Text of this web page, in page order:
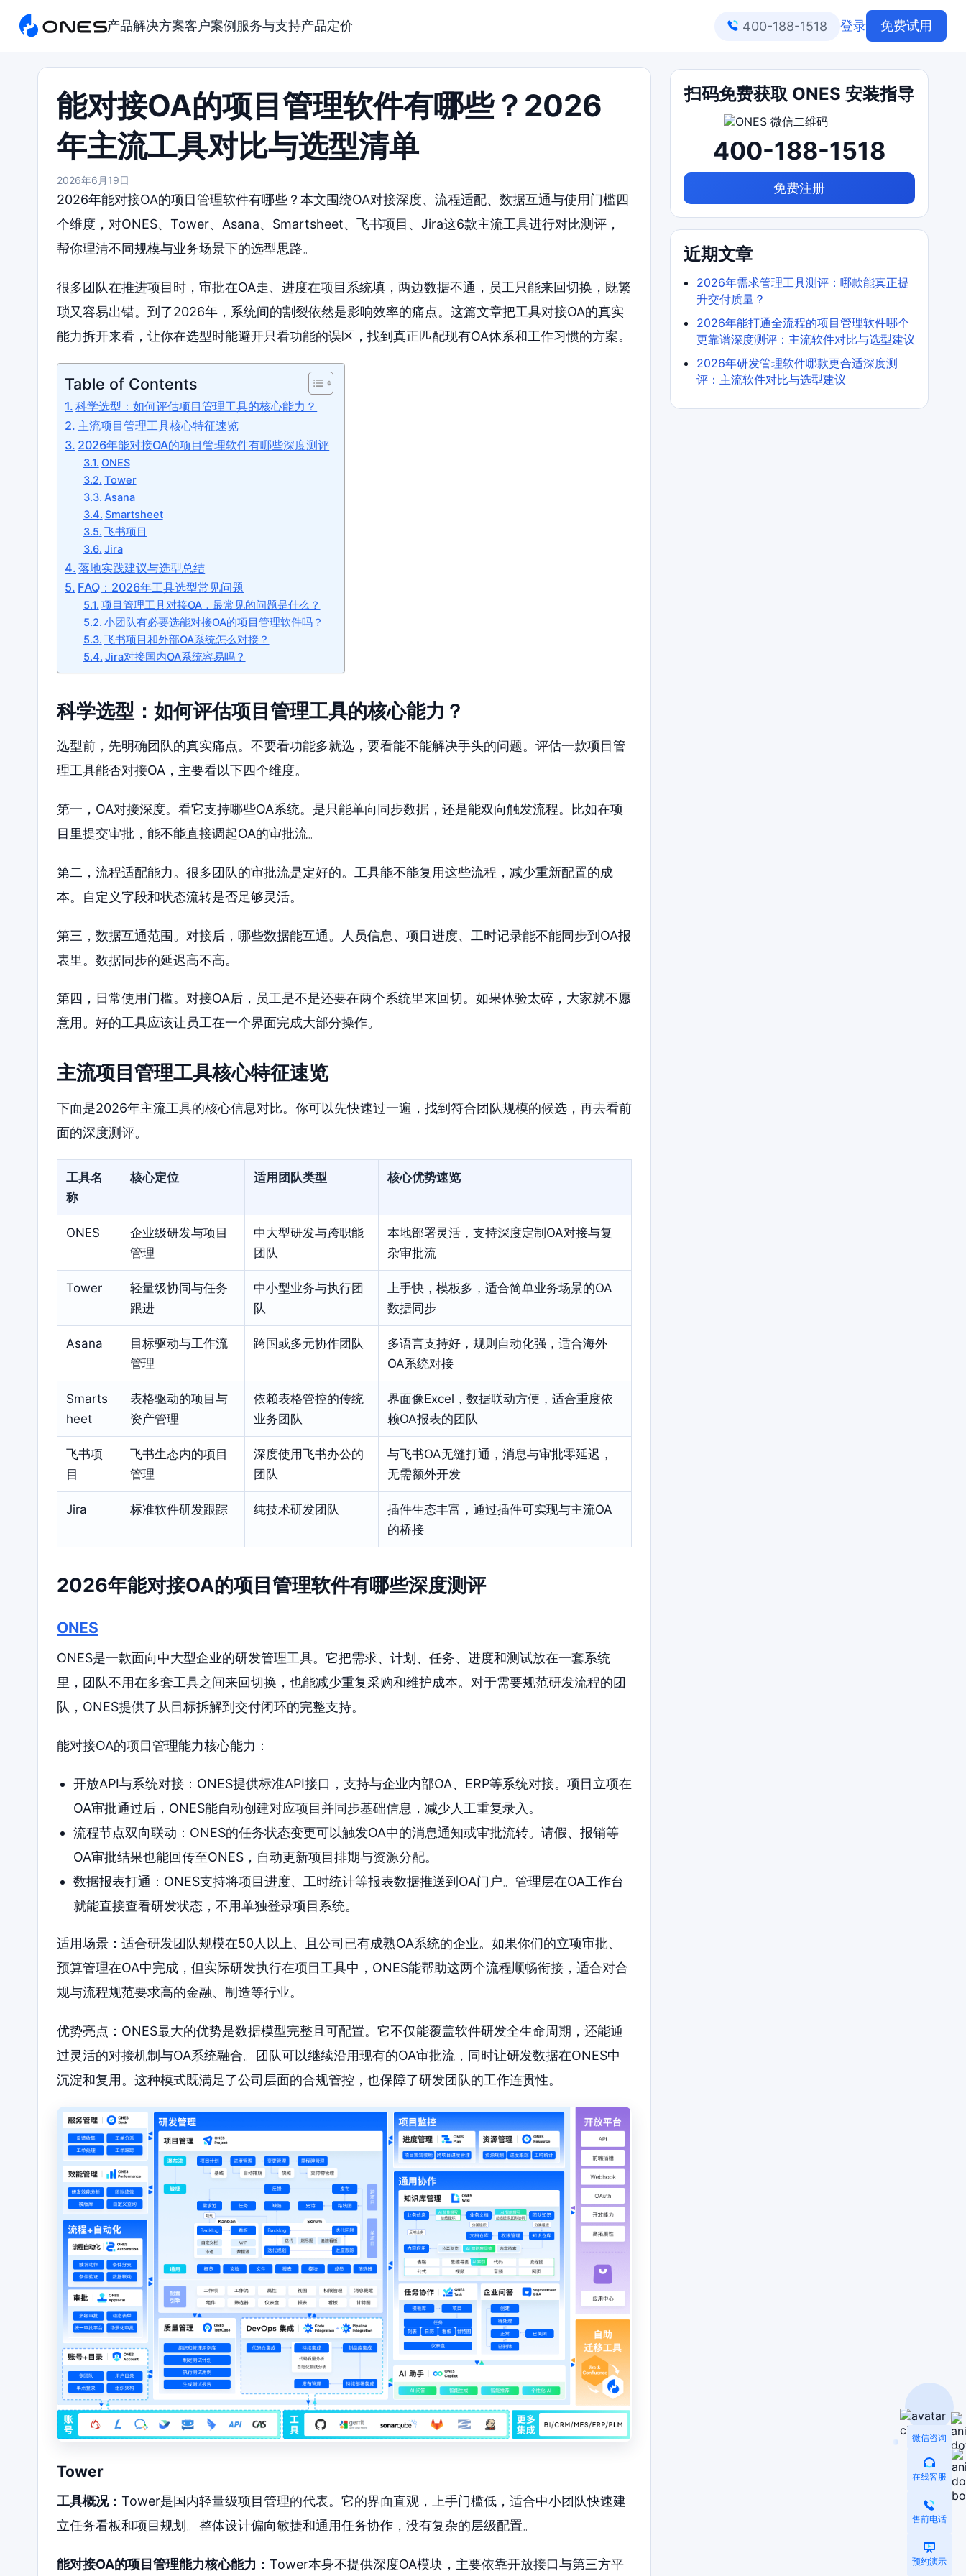
产品解决方案客户案例 服务与支持产品定价 400-188-1518 登录 免费试用
能对接OA的项目管理软件有哪些？2026
年主流工具对比与选型清单
2026年6月19日
2026年能对接OA的项目管理软件有哪些？本文围绕OA对接深度、流程适配、数据互通与使用门槛四
个维度，对ONES、Tower、Asana、Smartsheet、飞书项目、Jira这6款主流工具进行对比测评，
帮你理清不同规模与业务场景下的选型思路。
很多团队在推进项目时，审批在OA走、进度在项目系统填，两边数据不通，员工只能来回切换，既繁
琐又容易出错。到了2026年，系统间的割裂依然是影响效率的痛点。这篇文章把工具对接OA的真实
能力拆开来看，让你在选型时能避开只看功能的误区，找到真正匹配现有OA体系和工作习惯的方案。
Table of Contents
科学选型：如何评估项目管理工具的核心能力？
主流项目管理工具核心特征速览
2026年能对接OA的项目管理软件有哪些深度测评
ONES
Tower
Asana
Smartsheet
飞书项目
Jira
落地实践建议与选型总结
FAQ：2026年工具选型常见问题
项目管理工具对接OA，最常见的问题是什么？
小团队有必要选能对接OA的项目管理软件吗？
飞书项目和外部OA系统怎么对接？
Jira对接国内OA系统容易吗？
科学选型：如何评估项目管理工具的核心能力？
选型前，先明确团队的真实痛点。不要看功能多就选，要看能不能解决手头的问题。评估一款项目管
理工具能否对接OA，主要看以下四个维度。
第一，OA对接深度。看它支持哪些OA系统。是只能单向同步数据，还是能双向触发流程。比如在项
目里提交审批，能不能直接调起OA的审批流。
第二，流程适配能力。很多团队的审批流是定好的。工具能不能复用这些流程，减少重新配置的成
本。自定义字段和状态流转是否足够灵活。
第三，数据互通范围。对接后，哪些数据能互通。人员信息、项目进度、工时记录能不能同步到OA报
表里。数据同步的延迟高不高。
第四，日常使用门槛。对接OA后，员工是不是还要在两个系统里来回切。如果体验太碎，大家就不愿
意用。好的工具应该让员工在一个界面完成大部分操作。
主流项目管理工具核心特征速览
下面是2026年主流工具的核心信息对比。你可以先快速过一遍，找到符合团队规模的候选，再去看前
面的深度测评。
工具名
称
核心定位 适用团队类型 核心优势速览
ONES
企业级研发与项目
管理
中大型研发与跨职能
团队
本地部署灵活，支持深度定制OA对接与复
杂审批流
Tower
轻量级协同与任务
跟进
中小型业务与执行团
队
上手快，模板多，适合简单业务场景的OA
数据同步
Asana
目标驱动与工作流
管理
跨国或多元协作团队
多语言支持好，规则自动化强，适合海外
OA系统对接
Smarts
heet
表格驱动的项目与
资产管理
依赖表格管控的传统
业务团队
界面像Excel，数据联动方便，适合重度依
赖OA报表的团队
飞书项
目
飞书生态内的项目
管理
深度使用飞书办公的
团队
与飞书OA无缝打通，消息与审批零延迟，
无需额外开发
Jira 标准软件研发跟踪 纯技术研发团队
插件生态丰富，通过插件可实现与主流OA
的桥接
2026年能对接OA的项目管理软件有哪些深度测评
ONES
ONES是一款面向中大型企业的研发管理工具。它把需求、计划、任务、进度和测试放在一套系统
里，团队不用在多套工具之间来回切换，也能减少重复采购和维护成本。对于需要规范研发流程的团
队，ONES提供了从目标拆解到交付闭环的完整支持。
能对接OA的项目管理能力核心能力：
开放API与系统对接：ONES提供标准API接口，支持与企业内部OA、ERP等系统对接。项目立项在
OA审批通过后，ONES能自动创建对应项目并同步基础信息，减少人工重复录入。
流程节点双向联动：ONES的任务状态变更可以触发OA中的消息通知或审批流转。请假、报销等
OA审批结果也能回传至ONES，自动更新项目排期与资源分配。
数据报表打通：ONES支持将项目进度、工时统计等报表数据推送到OA门户。管理层在OA工作台
就能直接查看研发状态，不用单独登录项目系统。
适用场景：适合研发团队规模在50人以上、且公司已有成熟OA系统的企业。如果你们的立项审批、
预算管理在OA中完成，但实际研发执行在项目工具中，ONES能帮助这两个流程顺畅衔接，适合对合
规与流程规范要求高的金融、制造等行业。
优势亮点：ONES最大的优势是数据模型完整且可配置。它不仅能覆盖软件研发全生命周期，还能通
过灵活的对接机制与OA系统融合。团队可以继续沿用现有的OA审批流，同时让研发数据在ONES中
沉淀和复用。这种模式既满足了公司层面的合规管控，也保障了研发团队的工作连贯性。
Tower
工具概况：Tower是国内轻量级项目管理的代表。它的界面直观，上手门槛低，适合中小团队快速建
立任务看板和项目规划。整体设计偏向敏捷和通用任务协作，没有复杂的层级配置。
能对接OA的项目管理能力核心能力 ：Tower本身不提供深度OA模块，主要依靠开放接口与第三方平
扫码免费获取 ONES 安装指导
400-188-1518
免费注册
近期文章
2026年需求管理工具测评：哪款能真正提
升交付质量？
2026年能打通全流程的项目管理软件哪个
更靠谱深度测评：主流软件对比与选型建议
2026年研发管理软件哪款更合适深度测
评：主流软件对比与选型建议
微信咨询
在线客服
售前电话
预约演示